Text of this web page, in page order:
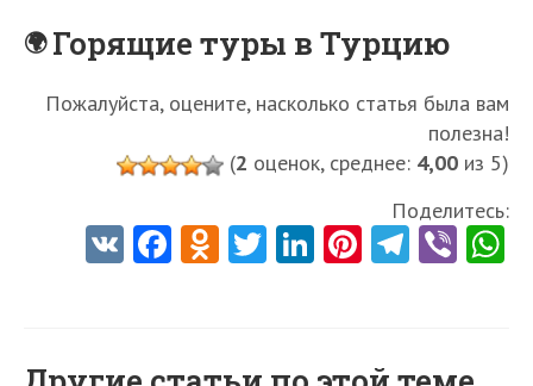
Горящие туры в Турцию
Пожалуйста, оцените, насколько статья была вам
полезна!
(2 оценок, среднее: 4,00 из 5)
Поделитесь:
V Fa O T Li Pi
es
Te Vi